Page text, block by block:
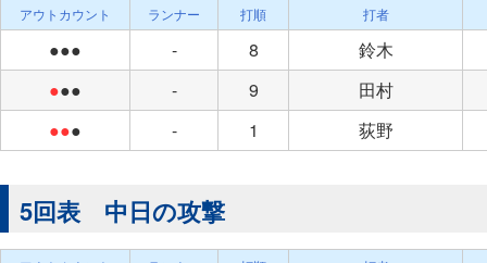
アウトカウント ランナー 打順 打者
●●● - 8
鈴木
●●● - 9
田村
●●● - 1 荻野
5回表 中日の攻撃